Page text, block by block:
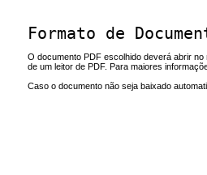
Formato de
O documento PDF escolhido deverá abrir
de um leitor de PDF. Para maiores
Caso o documento não seja baixado